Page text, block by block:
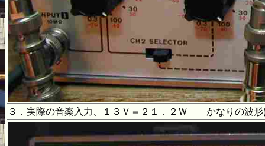
３．実際の音楽入力、１３Ｖ＝２１．２Ｗ かなりの波形